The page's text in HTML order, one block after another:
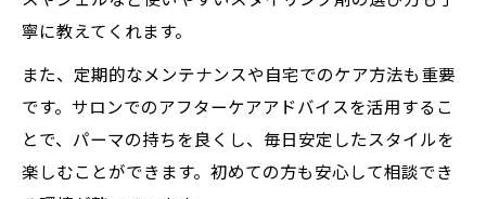
寧に教えてくれます。
また、定期的なメンテナンスや自宅でのケア方法も重要
です。サロンでのアフターケアアドバイスを活用するこ
とで、パーマの持ちを良くし、毎日安定したスタイルを
楽しむことができます。初めての方も安心して相談でき